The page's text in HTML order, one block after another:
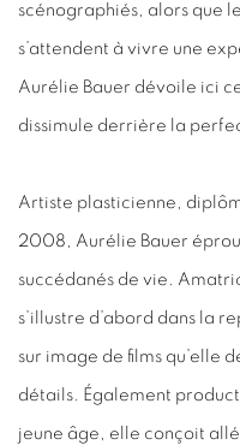
scénographiés, alors que
s’attendent à vivre une
Aurélie Bauer dévoile ici
dissimule derrière la
Artiste plasticienne,
2008, Aurélie Bauer
succédanés de vie.
s’illustre d’abord dans la
sur image de films qu’elle
détails. Également
jeune âge, elle conçoit